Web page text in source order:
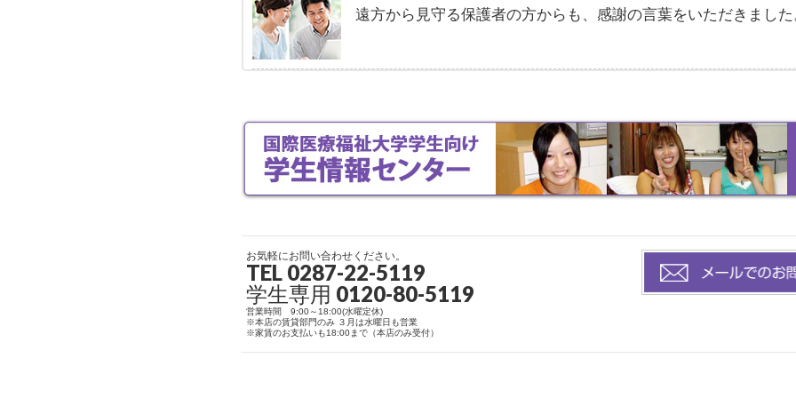
遠方から見守る保護者の方からも、感謝の言葉をいただきまし
お気軽にお問い合わせください。
TEL 0287-22-5119
学生専用 0120-80-5119
営業時間 9:00～18:00(水曜定休)
※本店の賃貸部門のみ ３月は水曜日も営業
※家賃のお支払いも18:00まで（本店のみ受付）